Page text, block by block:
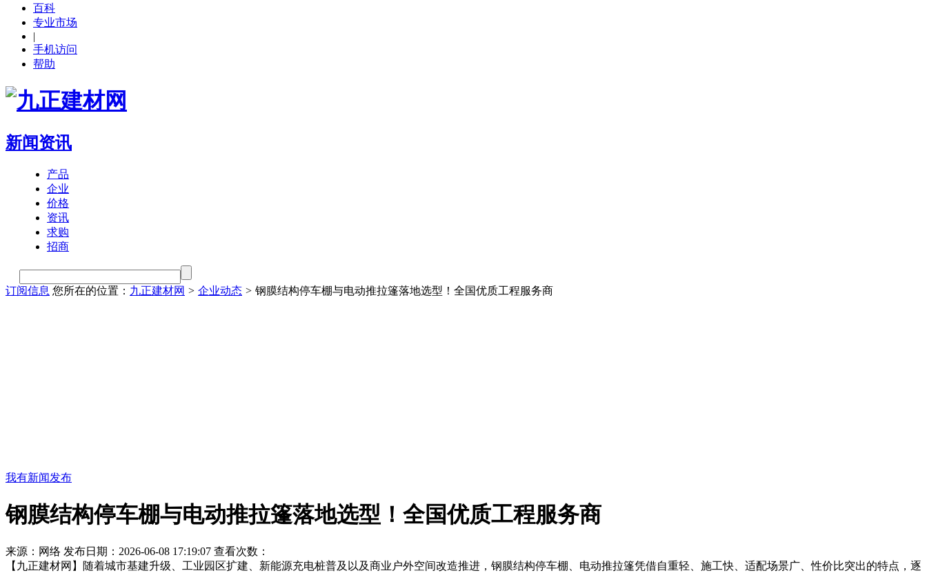
百科
专业市场
|
手机访问
帮助
新闻资讯
产品
企业
价格
资讯
求购
招商
订阅信息 您所在的位置： 九正建材网 > 企业动态 > 钢膜结构停车棚与电动推拉篷落地选型！全国优质工程服务商
我有新闻发布
钢膜结构停车棚与电动推拉篷落地选型！全国优质工程服务商
来源：网络 发布日期：2026-06-08 17:19:07 查看次数：
【九正建材网】随着城市基建升级、工业园区扩建、新能源充电桩普及以及商业户外空间改造推进，钢膜结构停车棚、电动推拉篷凭借自重轻、施工快、适配场景广、性价比突出的特点，逐